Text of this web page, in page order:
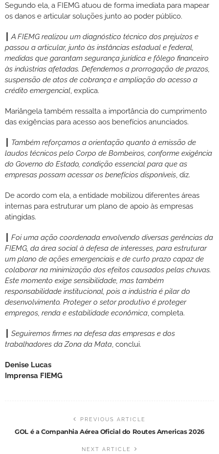
Segundo ela, a FIEMG atuou de forma imediata para mapear
os danos e articular soluções junto ao poder público.
┃A FIEMG realizou um diagnóstico técnico dos prejuízos e
passou a articular, junto às instâncias estadual e federal,
medidas que garantam segurança jurídica e fôlego financeiro
às indústrias afetadas. Defendemos a prorrogação de prazos,
suspensão de atos de cobrança e ampliação do acesso a
crédito emergencial, explica.
Mariângela também ressalta a importância do cumprimento
das exigências para acesso aos benefícios anunciados.
Também reforçamos a orientação quanto à emissão de
laudos técnicos pelo Corpo de Bombeiros, conforme exigência
do Governo do Estado, condição essencial para que as
empresas possam acessar os benefícios disponíveis, diz.
De acordo com ela, a entidade mobilizou diferentes áreas
internas para estruturar um plano de apoio às empresas
atingidas.
Foi uma ação coordenada envolvendo diversas gerências da
FIEMG, da área social à defesa de interesses, para estruturar
um plano de ações emergenciais e de curto prazo capaz de
colaborar na minimização dos efeitos causados pelas chuvas.
Este momento exige sensibilidade, mas também
responsabilidade institucional, pois a indústria é pilar do
desenvolvimento. Proteger o setor produtivo é proteger
empregos, renda e estabilidade econômica, completa.
Seguiremos firmes na defesa das empresas e dos
trabalhadores da Zona da Mata, conclui.
Denise Lucas
Imprensa FIEMG
PREVIOUS ARTICLE
GOL é a Companhia Aérea Oficial do Routes Americas 2026
NEXT ARTICLE